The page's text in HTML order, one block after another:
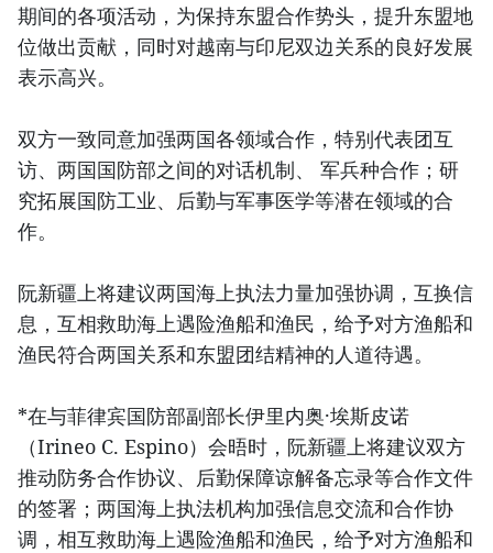
期间的各项活动，为保持东盟合作势头，提升东盟地
位做出贡献，同时对越南与印尼双边关系的良好发展
表示高兴。
双方一致同意加强两国各领域合作，特别代表团互
访、两国国防部之间的对话机制、 军兵种合作；研
究拓展国防工业、后勤与军事医学等潜在领域的合
作。
阮新疆上将建议两国海上执法力量加强协调，互换信
息，互相救助海上遇险渔船和渔民，给予对方渔船和
渔民符合两国关系和东盟团结精神的人道待遇。
*在与菲律宾国防部副部长伊里内奥·埃斯皮诺
（Irineo C. Espino）会晤时，阮新疆上将建议双方
推动防务合作协议、后勤保障谅解备忘录等合作文件
的签署；两国海上执法机构加强信息交流和合作协
调，相互救助海上遇险渔船和渔民，给予对方渔船和